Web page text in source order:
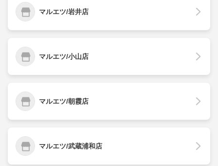
マルエツ/岩井店
マルエツ/小山店
マルエツ/朝霞店
マルエツ/武蔵浦和店